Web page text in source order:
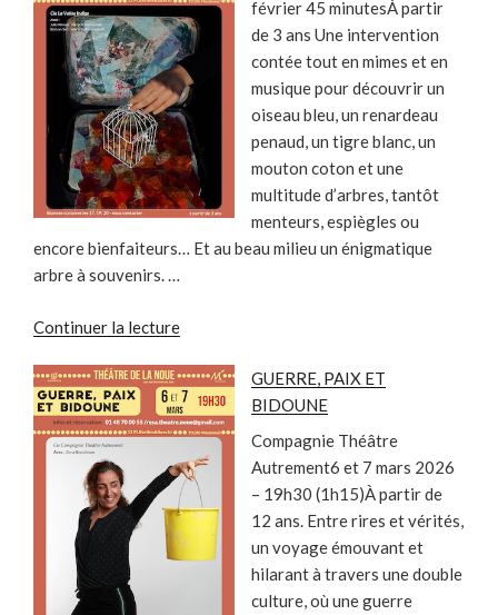
février 45 minutesÀ partir
de 3 ans Une intervention
contée tout en mimes et en
musique pour découvrir un
oiseau bleu, un renardeau
penaud, un tigre blanc, un
mouton coton et une
multitude d’arbres, tantôt
menteurs, espiègles ou
encore bienfaiteurs… Et au beau milieu un énigmatique
arbre à souvenirs. …
Continuer la lecturede
À
SOUVENIRS »
GUERRE, PAIX ET
BIDOUNE
Compagnie Théâtre
Autrement6 et 7 mars 2026
– 19h30 (1h15)À partir de
12 ans. Entre rires et vérités,
un voyage émouvant et
hilarant à travers une double
culture, où une guerre